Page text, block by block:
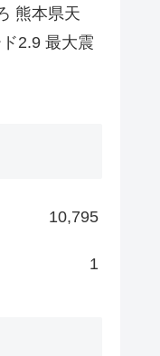
熊本県天
2.9 最大震
10,795
1